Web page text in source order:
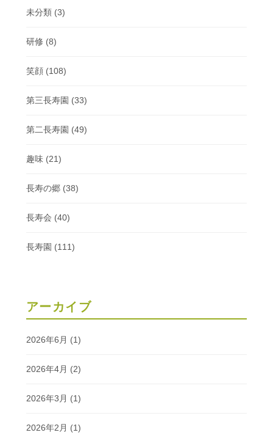
未分類(3)
研修 (8)
笑顔(108)
第三長寿園 (33)
第二長寿園 (49)
趣味(21)
長寿の郷(38)
長寿会 (40)
長寿園 (111)
アーカイブ
2026年6月 (1)
2026年4月 (2)
2026年3月 (1)
2026年2月 (1)